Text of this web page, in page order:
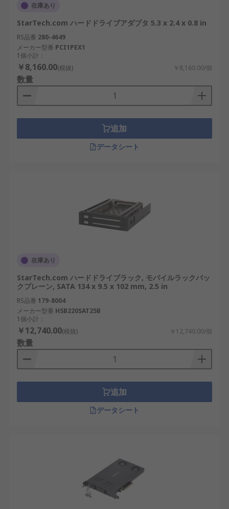
在庫あり
StarTech.com ハードドライブアダプタ 5.3 x 2.4 x 0.8 in
RS品番 280-4649
メーカー型番 PCI1PEX1
1個小計：
￥8,160.00(税抜) ￥8,160.00/個
数量
追加
データシート
在庫あり
StarTech.com ハードドライブラック, モバイルラックバッ
クプレーン, SATA 134 x 9.5 x 102 mm, 2.5 in
RS品番 179-8004
メーカー型番 HSB220SAT25B
1個小計：
￥12,740.00(税抜) ￥12,740.00/個
数量
追加
データシート